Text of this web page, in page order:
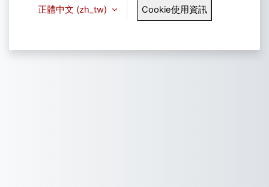
正體中文 ‎(zh_tw)‎ Cookie使用資訊